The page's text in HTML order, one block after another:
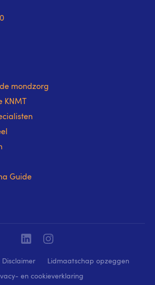
mondzorg
Guide
Disclaimer Lidmaatschap opzeggen
en cookieverklaring
Linkedin